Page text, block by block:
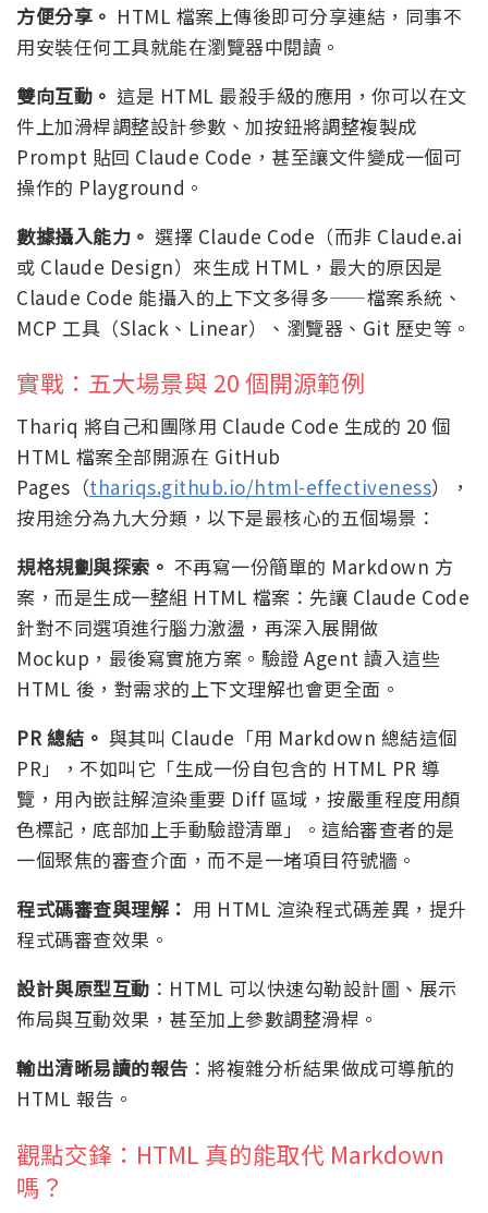
方便分享。 HTML 檔案上傳後即可分享連結，同事不
用安裝任何工具就能在瀏覽器中閱讀。
雙向互動。 這是 HTML 最殺手級的應用，你可以在文
件上加滑桿調整設計參數、加按鈕將調整複製成
Prompt 貼回 Claude Code，甚至讓文件變成一個可
操作的 Playground。
數據攝入能力。 選擇 Claude Code（而非 Claude.ai
或 Claude Design）來生成 HTML，最大的原因是
Claude Code 能攝入的上下文多得多——檔案系統、
MCP 工具（Slack、Linear）、瀏覽器、Git 歷史等。
實戰：五大場景與 20 個開源範例
Thariq 將自己和團隊用 Claude Code 生成的 20 個
HTML 檔案全部開源在 GitHub
Pages（thariqs.github.io/html-effectiveness），
按用途分為九大分類，以下是最核心的五個場景：
規格規劃與探索。 不再寫一份簡單的 Markdown 方
案，而是生成一整組 HTML 檔案：先讓 Claude Code
針對不同選項進行腦力激盪，再深入展開做
Mockup，最後寫實施方案。驗證 Agent 讀入這些
HTML 後，對需求的上下文理解也會更全面。
PR 總結。 與其叫 Claude「用 Markdown 總結這個
PR」，不如叫它「生成一份自包含的 HTML PR 導
覽，用內嵌註解渲染重要 Diff 區域，按嚴重程度用顏
色標記，底部加上手動驗證清單」。這給審查者的是
一個聚焦的審查介面，而不是一堵項目符號牆。
程式碼審查與理解： 用 HTML 渲染程式碼差異，提升
程式碼審查效果。
設計與原型互動 ：HTML 可以快速勾勒設計圖、展示
佈局與互動效果，甚至加上參數調整滑桿。
輸出清晰易讀的報告：將複雜分析結果做成可導航的
HTML 報告。
觀點交鋒：HTML 真的能取代 Markdown
嗎？